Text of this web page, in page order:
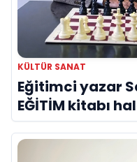
KÜLTÜR SANAT
Eğitimci yazar
EĞİTİM kitabı
devam ediyor